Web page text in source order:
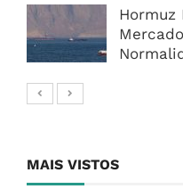
Hormuz
MAIS VISTOS